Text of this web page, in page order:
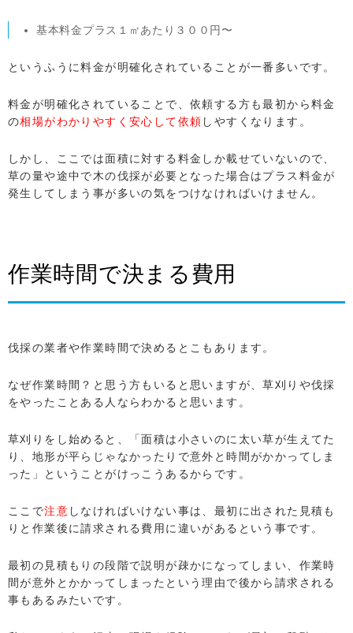
基本料金プラス１㎡あたり３００円〜
というふうに料金が明確化されていることが一番多いです。
料金が明確化されていることで、依頼する方も最初から料金
の相場がわかりやすく安心して依頼 しやすくなります。
しかし、ここでは面積に対する料金しか載せていないので、
草の量や途中で木の伐採が必要となった場合はプラス料金が
発生してしまう事が多いの気をつけなければいけません。
作業時間で決まる費用
伐採の業者や作業時間で決めるとこもあります。
なぜ作業時間？と思う方もいると思いますが、草刈りや伐採
をやったことある人ならわかると思います。
草刈りをし始めると、「面積は小さいのに太い草が生えてた
り、地形が平らじゃなかったりで意外と時間がかかってしま
った」ということがけっこうあるからです。
ここで注意 しなければいけない事は、最初に出された見積も
りと作業後に請求される費用に違いがあるという事です。
最初の見積もりの段階で説明が疎かになってしまい、作業時
間が意外とかかってしまったという理由で後から請求される
事もあるみたいです。